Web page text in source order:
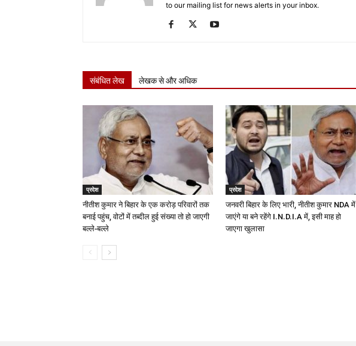
to our mailing list for news alerts in your inbox.
संबंधित लेख लेखक से और अधिक
प्रदेश
नीतीश कुमार ने बिहार के एक करोड़ परिवारों तक
बनाई पहुंच, वोटों में तब्दील हुई संख्या तो हो जाएगी
बल्ले-बल्ले
प्रदेश
जनवरी बिहार के लिए भारी, नीतीश कुमार NDA में
जाएंगे या बने रहेंगे I.N.D.I.A में, इसी माह हो
जाएगा खुलासा